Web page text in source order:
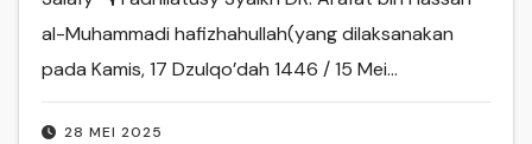
28 MEI 2025
al-Muhammadi hafizhahullah(yang dilaksanakan
pada Kamis, 17 Dzulqo’dah 1446 / 15 Mei…